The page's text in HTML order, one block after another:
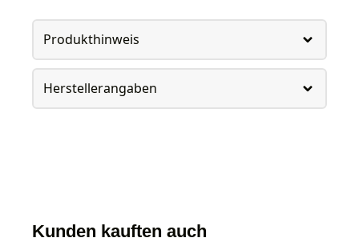
Produkthinweis
Herstellerangaben
Kunden kauften auch